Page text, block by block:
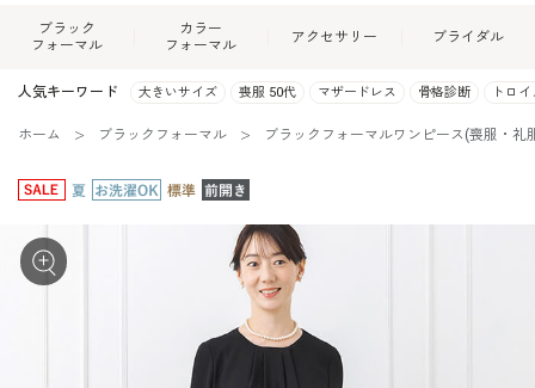
ブラック
フォーマル
カラー
フォーマル
アクセサリー ブライダル
人気キーワード 大きいサイズ 喪服 50代 マザードレス 骨格診断 トロ
ホーム ブラックフォーマル ブラックフォーマルワンピース(喪服・礼